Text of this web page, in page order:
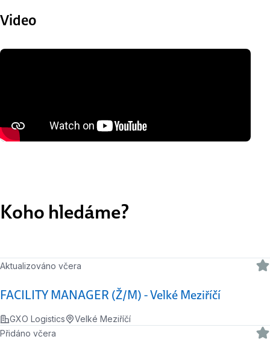
Video
Koho hledáme?
FACILITY MANAGER (Ž/M) - Velké Meziříčí
Aktualizováno včera
GXO Logistics Velké Meziříčí
Přidáno včera